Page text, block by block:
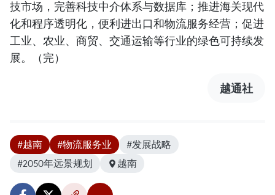
技市场，完善科技中介体系与数据库；推进海关现代
化和程序透明化，便利进出口和物流服务经营；促进
工业、农业、商贸、交通运输等行业的绿色可持续发
展。（完）
越通社
#越南 #物流服务业
#发展战略
#2050年远景规划
越南